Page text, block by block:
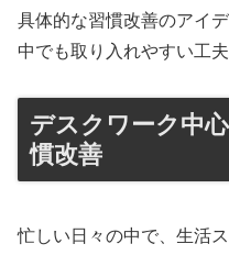
具体的な習慣改善のアイ
中でも取り入れやすい工
デスクワーク中
慣改善
忙しい日々の中で、生活